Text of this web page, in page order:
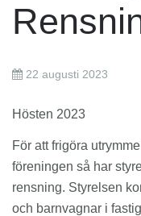
22 augusti 2023
Hösten 2023
För att frigöra
föreningen så har
rensning. Styrelsen
och barnvagnar i